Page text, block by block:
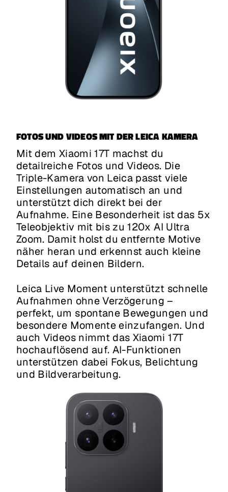
FOTOS UND VIDEOS MIT DER LEICA KAMERA
Mit dem Xiaomi 17T machst du
detailreiche Fotos und Videos. Die
Triple-Kamera von Leica passt viele
Einstellungen automatisch an und
unterstützt dich direkt bei der
Aufnahme. Eine Besonderheit ist das 5x
Teleobjektiv mit bis zu 120x AI Ultra
Zoom. Damit holst du entfernte Motive
näher heran und erkennst auch kleine
Details auf deinen Bildern.
Leica Live Moment unterstützt schnelle
Aufnahmen ohne Verzögerung –
perfekt, um spontane Bewegungen und
besondere Momente einzufangen. Und
auch Videos nimmt das Xiaomi 17T
hochauflösend auf. AI-Funktionen
unterstützen dabei Fokus, Belichtung
und Bildverarbeitung.